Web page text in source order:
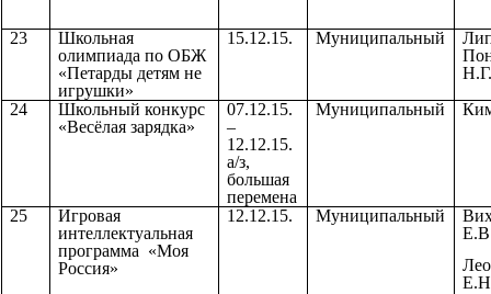
23
Школьная
олимпиада по ОБЖ
«Петарды детям не
игрушки»
15.12.15. Муниципальный
Н.Г.
24
Школьный конкурс
«Весёлая зарядка»
07.12.15.
–
12.12.15.
а/з,
большая
перемена
Муниципальный
25
Игровая
интеллектуальная
программа «Моя
Россия»
12.12.15. Муниципальный